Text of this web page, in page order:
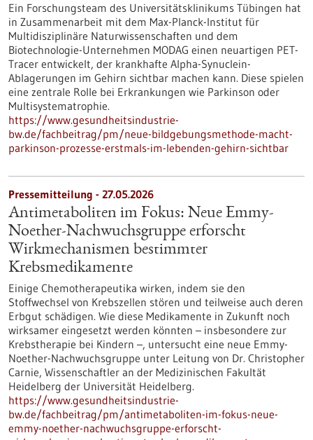
Ein Forschungsteam des Universitätsklinikums Tübingen hat
in Zusammenarbeit mit dem Max-Planck-Institut für
Multidisziplinäre Naturwissenschaften und dem
Biotechnologie-Unternehmen MODAG einen neuartigen PET-
Tracer entwickelt, der krankhafte Alpha-Synuclein-
Ablagerungen im Gehirn sichtbar machen kann. Diese spielen
eine zentrale Rolle bei Erkrankungen wie Parkinson oder
Multisystematrophie.
https://www.gesundheitsindustrie-
bw.de/fachbeitrag/pm/neue-bildgebungsmethode-macht-
parkinson-prozesse-erstmals-im-lebenden-gehirn-sichtbar
Pressemitteilung - 27.05.2026
Antimetaboliten im Fokus: Neue Emmy-
Noether-Nachwuchsgruppe erforscht
Wirkmechanismen bestimmter
Krebsmedikamente
Einige Chemotherapeutika wirken, indem sie den
Stoffwechsel von Krebszellen stören und teilweise auch deren
Erbgut schädigen. Wie diese Medikamente in Zukunft noch
wirksamer eingesetzt werden könnten – insbesondere zur
Krebstherapie bei Kindern –, untersucht eine neue Emmy-
Noether-Nachwuchsgruppe unter Leitung von Dr. Christopher
Carnie, Wissenschaftler an der Medizinischen Fakultät
Heidelberg der Universität Heidelberg.
https://www.gesundheitsindustrie-
bw.de/fachbeitrag/pm/antimetaboliten-im-fokus-neue-
emmy-noether-nachwuchsgruppe-erforscht-